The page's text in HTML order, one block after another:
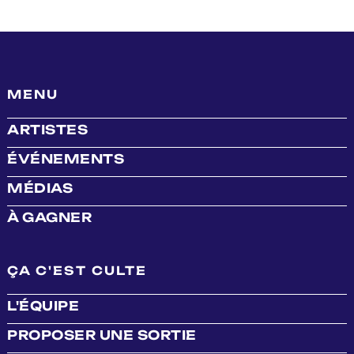
MENU
ARTISTES
ÉVÉNEMENTS
MÉDIAS
À GAGNER
ÇA C'EST CULTE
L'ÉQUIPE
PROPOSER UNE SORTIE